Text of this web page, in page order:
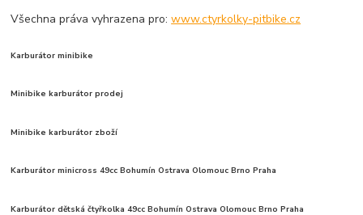
Všechna práva vyhrazena pro:www.ctyrkolky-pitbike.cz
Karburátor minibike
Minibike karburátor prodej
Minibike karburátor zboží
Karburátor minicross 49ccBohumín Ostrava Olomouc Brno Praha
Karburátor dětská čtyřkolka 49cc Bohumín Ostrava Olomouc Brno Praha